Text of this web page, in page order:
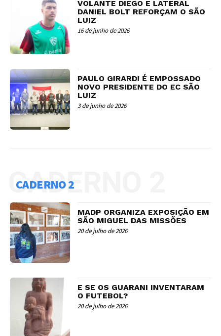
VOLANTE DIEGO E LATERAL
DANIEL BOLT REFORÇAM O SÃO
LUIZ
16 de junho de 2026
PAULO GIRARDI É EMPOSSADO
NOVO PRESIDENTE DO EC SÃO
LUIZ
3 de junho de 2026
CADERNO 2
CADERNO 2
MADP ORGANIZA EXPOSIÇÃO EM
SÃO MIGUEL DAS MISSÕES
20 de julho de 2026
E SE OS GUARANI INVENTARAM
O FUTEBOL?
20 de julho de 2026